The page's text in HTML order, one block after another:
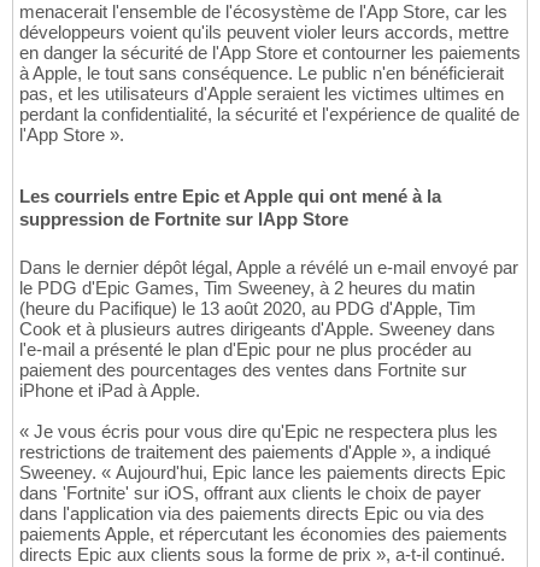
menacerait l'ensemble de l'écosystème de l'App Store, car les
développeurs voient qu'ils peuvent violer leurs accords, mettre
en danger la sécurité de l'App Store et contourner les paiements
à Apple, le tout sans conséquence. Le public n'en bénéficierait
pas, et les utilisateurs d'Apple seraient les victimes ultimes en
perdant la confidentialité, la sécurité et l'expérience de qualité de
l'App Store ».
Les courriels entre Epic et Apple qui ont mené à la
suppression de Fortnite sur lApp Store
Dans le dernier dépôt légal, Apple a révélé un e-mail envoyé par
le PDG d'Epic Games, Tim Sweeney, à 2 heures du matin
(heure du Pacifique) le 13 août 2020, au PDG d'Apple, Tim
Cook et à plusieurs autres dirigeants d'Apple. Sweeney dans
l'e-mail a présenté le plan d'Epic pour ne plus procéder au
paiement des pourcentages des ventes dans Fortnite sur
iPhone et iPad à Apple.
« Je vous écris pour vous dire qu'Epic ne respectera plus les
restrictions de traitement des paiements d'Apple », a indiqué
Sweeney. « Aujourd'hui, Epic lance les paiements directs Epic
dans 'Fortnite' sur iOS, offrant aux clients le choix de payer
dans l'application via des paiements directs Epic ou via des
paiements Apple, et répercutant les économies des paiements
directs Epic aux clients sous la forme de prix », a-t-il continué.